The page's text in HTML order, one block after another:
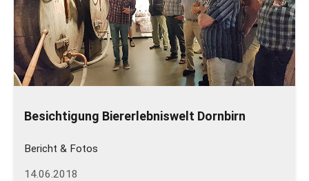
Besichtigung Biererlebniswelt Dornbirn
Bericht & Fotos
14.06.2018